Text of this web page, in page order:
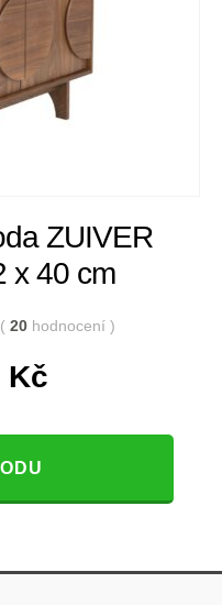
ZUIVER
x 40 cm
( 20 hodnocení )
Kč